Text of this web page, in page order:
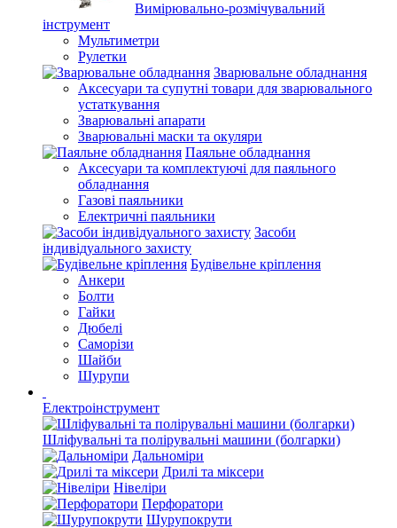
Вимірювально-розмічувальний
інструмент
Мультиметри
Рулетки
Зварювальне обладнання
Аксесуари та супутні товари для зварювального
устаткування
Зварювальні апарати
Зварювальні маски та окуляри
Паяльне обладнання
Аксесуари та комплектуючі для паяльного
обладнання
Газові паяльники
Електричні паяльники
Засоби
індивідуального захисту
Будівельне кріплення
Анкери
Болти
Гайки
Дюбелі
Саморізи
Шайби
Шурупи
Електроінструмент
Шліфувальні та полірувальні машини (болгарки)
Дальноміри
Дрилі та міксери
Нівеліри
Перфоратори
Шурупокрути